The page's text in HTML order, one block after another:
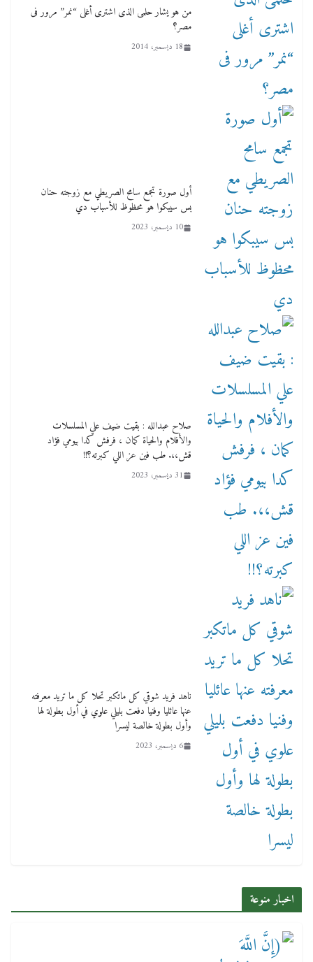
من هو يشار حلمى الذى اشترى أغلى “نمر” مرور فى
مصر؟
18 ديسمبر، 2014
أول صورة تجمع سامح الصريطي مع زوجته حنان
بس سيبكوا هو محظوظ للأسباب دي
10 ديسمبر، 2023
صلاح عبدالله : بقيت ضيف علي المسلسلات
والأفلام والحياة كمان ، فرفش كدا بيومي فؤاد
قش،،. طب فين عز اللي كبرته؟!!
31 ديسمبر، 2023
ناهد فريد شوقي كل ماتكبر تحلا كل ما تريد معرفته
عنها عائليا وفنيا دفعت بليلي علوي في أول بطولة لها
وأول بطولة خالصة ليسرا
6 ديسمبر، 2023
اخبار منوعة